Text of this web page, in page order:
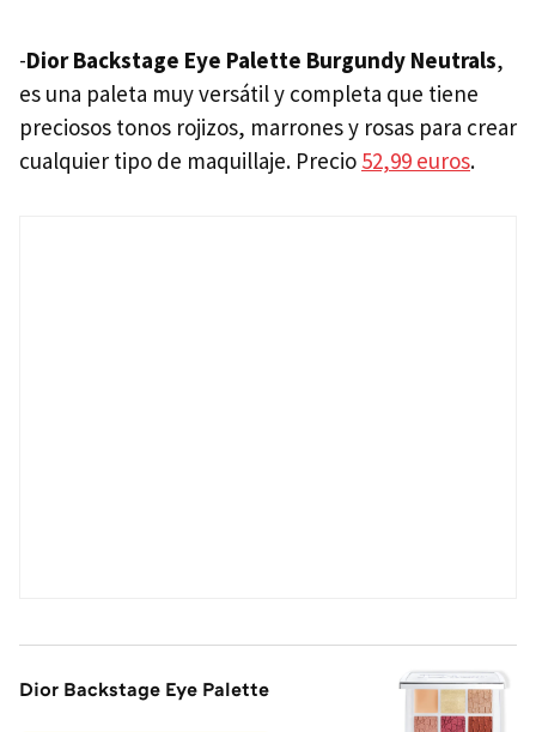
-Dior Backstage Eye Palette Burgundy Neutrals,
es una paleta muy versátil y completa que tiene
preciosos tonos rojizos, marrones y rosas para crear
cualquier tipo de maquillaje. Precio 52,99 euros.
Dior Backstage Eye Palette